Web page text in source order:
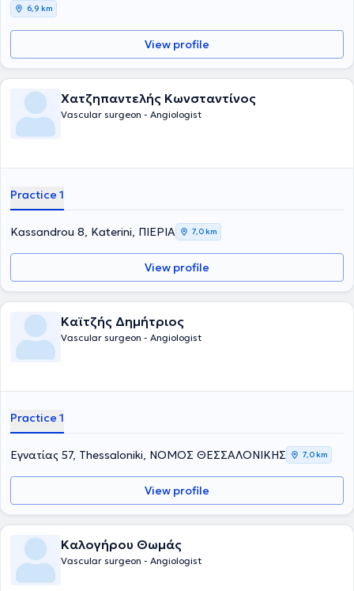
6,9 km
View profile
Χατζηπαντελής Κωνσταντίνος
Vascular surgeon - Angiologist
Practice 1
Kassandrou 8, Katerini, ΠΙΕΡΙΑ 7,0 km
View profile
Καϊτζής Δημήτριος
Vascular surgeon - Angiologist
Practice 1
Εγνατίας 57, Thessaloniki, ΝΟΜΟΣ ΘΕΣΣΑΛΟΝΙΚΗΣ 7,0 km
View profile
Καλογήρου Θωμάς
Vascular surgeon - Angiologist